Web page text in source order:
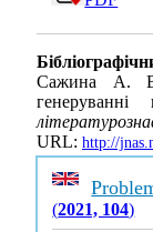
Сажина А.
URL: http://
(2021, 104)